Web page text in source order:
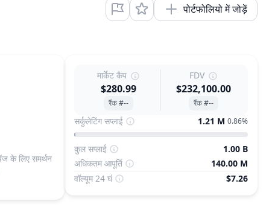
पोर्टफोलियो में जोड़ें
के लिए समर्थन
मार्केट कैप
$280.99
रैंक #--
FDV
$232,100.00
रैंक #--
सर्कुलेटिंग सप्लाई 1.21 M 0.86%
कुल सप्लाई
1.00 B
अधिकतम आपूर्ति
140.00 M
वॉल्यूम 24 घं
$7.26